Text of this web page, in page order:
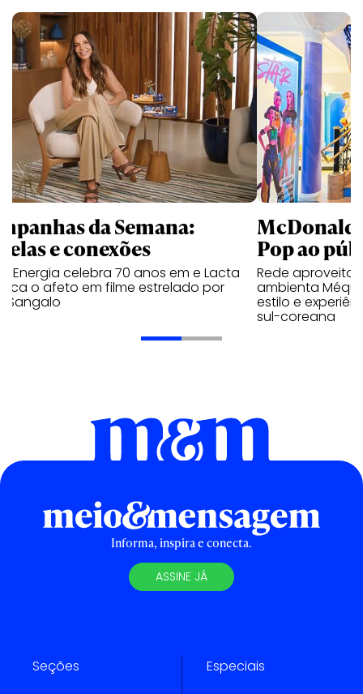
da Semana:
e conexões
Energia celebra 70 anos em e Lacta
o afeto em filme estrelado por
Sangalo
Pop ao
Rede aproveita
ambienta Méqui
estilo e
sul-coreana
Informa, inspira e conecta.
ASSINE JÁ
Seções Especiais